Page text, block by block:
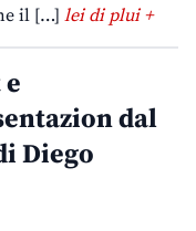
il […] lei di plui +
dal
Diego